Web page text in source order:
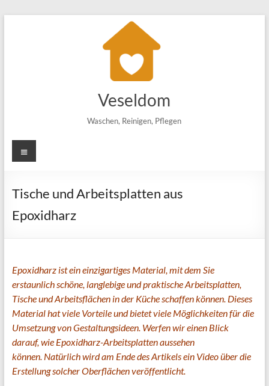
Veseldom
Waschen, Reinigen, Pflegen
Menü
Tische und Arbeitsplatten aus
Epoxidharz
Epoxidharz ist ein einzigartiges Material, mit dem Sie
erstaunlich schöne, langlebige und praktische Arbeitsplatten,
Tische und Arbeitsflächen in der Küche schaffen können. Dieses
Material hat viele Vorteile und bietet viele Möglichkeiten für die
Umsetzung von Gestaltungsideen. Werfen wir einen Blick
darauf, wie Epoxidharz-Arbeitsplatten aussehen
können. Natürlich wird am Ende des Artikels ein Video über die
Erstellung solcher Oberflächen veröffentlicht.